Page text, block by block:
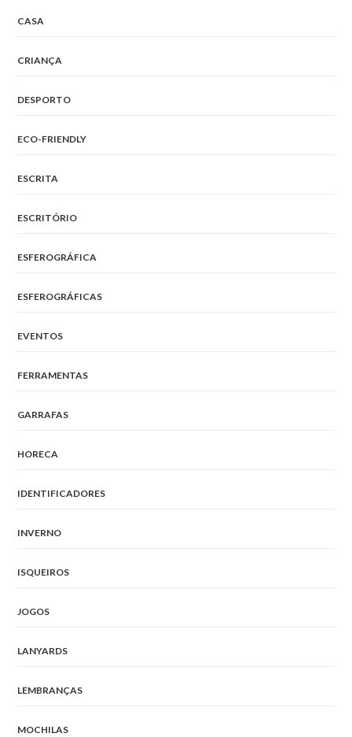
CASA
CRIANÇA
DESPORTO
ECO-FRIENDLY
ESCRITA
ESCRITÓRIO
ESFEROGRÁFICA
ESFEROGRÁFICAS
EVENTOS
FERRAMENTAS
GARRAFAS
HORECA
IDENTIFICADORES
INVERNO
ISQUEIROS
JOGOS
LANYARDS
LEMBRANÇAS
MOCHILAS